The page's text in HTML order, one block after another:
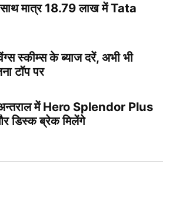
मात्र 18.79 लाख में Tata
स्कीम्स के ब्याज दरें, अभी भी
टॉप पर
में Hero Splendor Plus
डिस्क ब्रेक मिलेंगे